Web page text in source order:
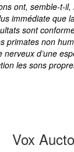
ont, semble-t-il,
immédiate que
sont
primates non
nerveux d’une
les sons
Vox